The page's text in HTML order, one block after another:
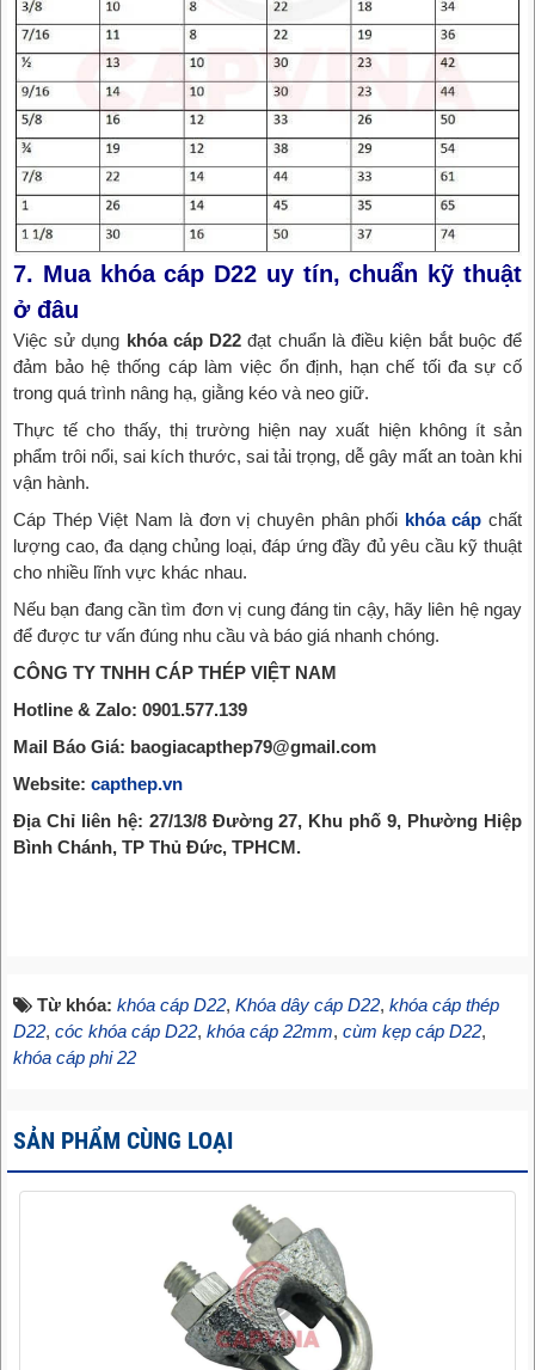
7. Mua khóa cáp D22 uy tín, chuẩn kỹ thuật
ở đâu
Việc sử dụng khóa cáp D22 đạt chuẩn là điều kiện bắt buộc để
đảm bảo hệ thống cáp làm việc ổn định, hạn chế tối đa sự cố
trong quá trình nâng hạ, giằng kéo và neo giữ.
Thực tế cho thấy, thị trường hiện nay xuất hiện không ít sản
phẩm trôi nổi, sai kích thước, sai tải trọng, dễ gây mất an toàn khi
vận hành.
Cáp Thép Việt Nam là đơn vị chuyên phân phối khóa cáp chất
lượng cao, đa dạng chủng loại, đáp ứng đầy đủ yêu cầu kỹ thuật
cho nhiều lĩnh vực khác nhau.
Nếu bạn đang cần tìm đơn vị cung đáng tin cậy, hãy liên hệ ngay
để được tư vấn đúng nhu cầu và báo giá nhanh chóng.
CÔNG TY TNHH CÁP THÉP VIỆT NAM
Hotline & Zalo: 0901.577.139
Mail Báo Giá: baogiacapthep79@gmail.com
Website: capthep.vn
Địa Chỉ liên hệ: 27/13/8 Đường 27, Khu phố 9, Phường Hiệp
Bình Chánh, TP Thủ Đức, TPHCM.
Từ khóa: khóa cáp D22, Khóa dây cáp D22, khóa cáp thép
D22, cóc khóa cáp D22, khóa cáp 22mm, cùm kẹp cáp D22,
khóa cáp phi 22
SẢN PHẨM CÙNG LOẠI